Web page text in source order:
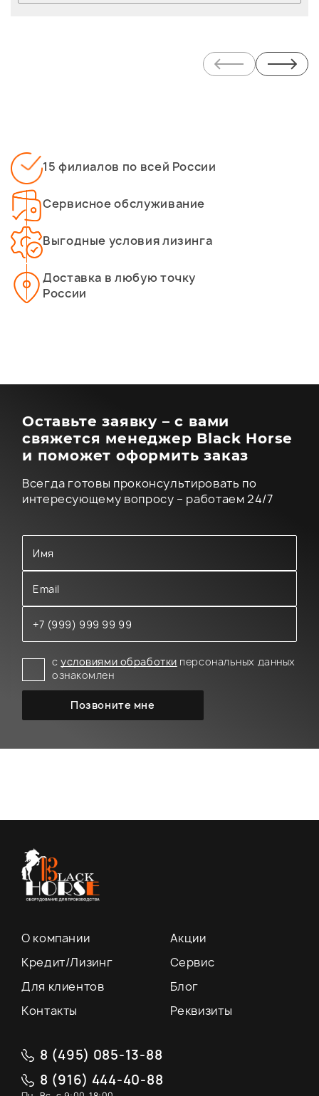
15 филиалов по всей России
Сервисное обслуживание
Выгодные условия лизинга
Доставка в любую точку
России
Оставьте заявку – с вами
свяжется менеджер Black Horse
и поможет оформить заказ
Всегда готовы проконсультировать по
интересующему вопросу – работаем 24/7
сусловиями обработки персональных данных
ознакомлен
О компании
Акции
Кредит/Лизинг
Сервис
Для клиентов
Блог
Контакты
Реквизиты
8 (495) 085-13-88
8 (916) 444-40-88